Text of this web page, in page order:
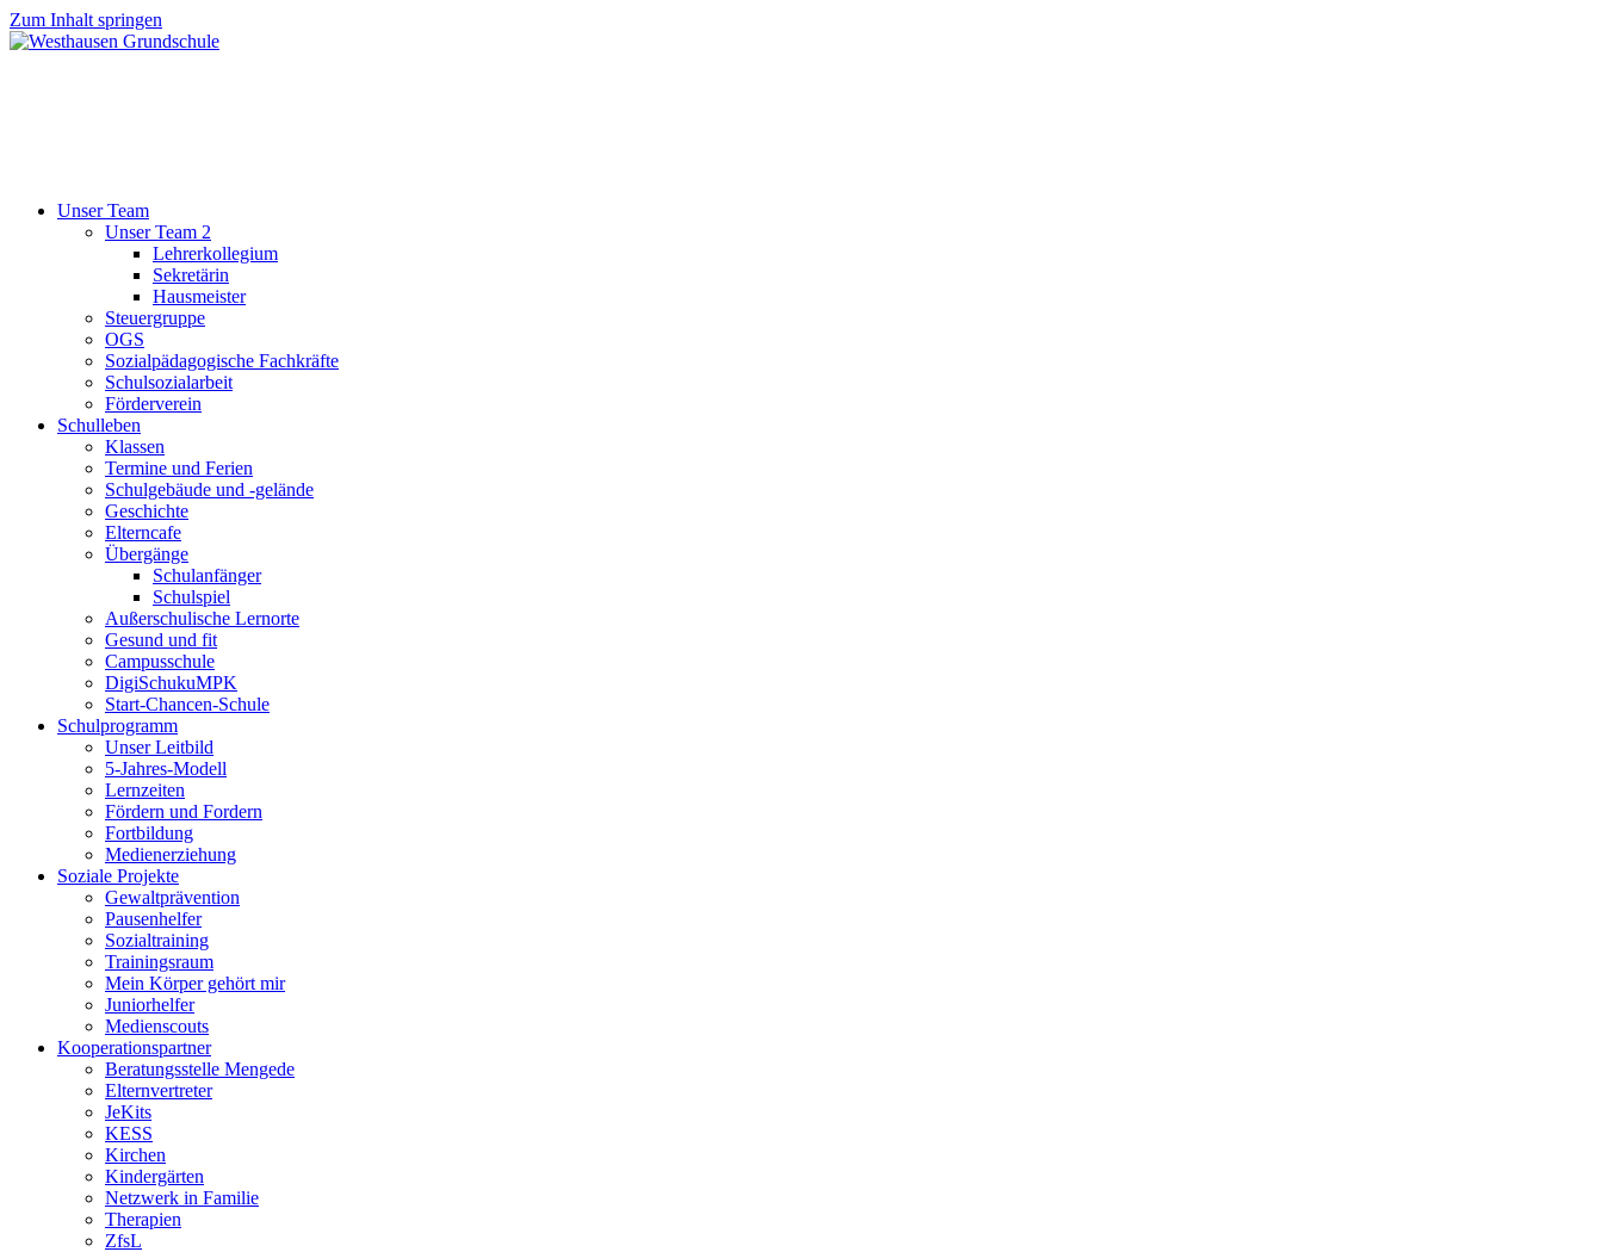
Zum Inhalt springen
Unser Team
Unser Team 2
Lehrerkollegium
Sekretärin
Hausmeister
Steuergruppe
OGS
Sozialpädagogische Fachkräfte
Schulsozialarbeit
Förderverein
Schulleben
Klassen
Termine und Ferien
Schulgebäude und -gelände
Geschichte
Elterncafe
Übergänge
Schulanfänger
Schulspiel
Außerschulische Lernorte
Gesund und fit
Campusschule
DigiSchukuMPK
Start-Chancen-Schule
Schulprogramm
Unser Leitbild
5-Jahres-Modell
Lernzeiten
Fördern und Fordern
Fortbildung
Medienerziehung
Soziale Projekte
Gewaltprävention
Pausenhelfer
Sozialtraining
Trainingsraum
Mein Körper gehört mir
Juniorhelfer
Medienscouts
Kooperationspartner
Beratungsstelle Mengede
Elternvertreter
JeKits
KESS
Kirchen
Kindergärten
Netzwerk in Familie
Therapien
ZfsL